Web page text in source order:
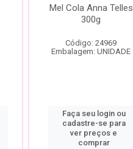
Mel Cola Anna Telles
300g
Código: 24969
Embalagem: UNIDADE
Faça seu login ou
cadastre-se para
ver preços e
comprar